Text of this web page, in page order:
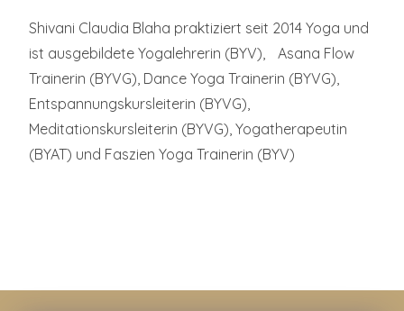
Shivani Claudia Blaha praktiziert seit 2014 Yoga und
ist ausgebildete Yogalehrerin (BYV), Asana Flow
Trainerin (BYVG), Dance Yoga Trainerin (BYVG),
Entspannungskursleiterin (BYVG),
Meditationskursleiterin (BYVG), Yogatherapeutin
(BYAT) und Faszien Yoga Trainerin (BYV)